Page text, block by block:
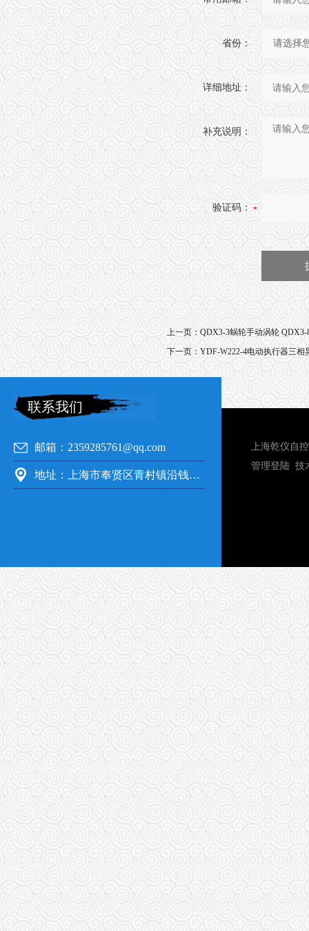
省份：
详细地址：
补充说明：
验证码：
上一页： QDX3-3蜗轮手动涡轮
下一页： YDF-W222-4电动执行器三相
联系我们
邮箱：2359285761@qq.com
地址：上海市奉贤区青村镇沿钱公路351号
上海乾仪自
管理登陆 技